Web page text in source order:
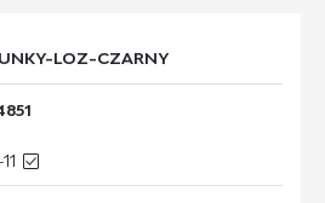
LOZ-CZARNY